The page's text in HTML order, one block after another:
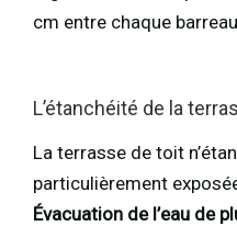
cm entre chaque
L’étanchéité de la
La terrasse de toit
particulièrement
Évacuation de l’eau de